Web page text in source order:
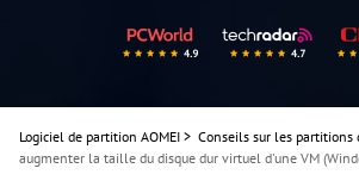
Logiciel de partition AOMEI > Conseils sur les partitions
augmenter la taille du disque dur virtuel d'une VM